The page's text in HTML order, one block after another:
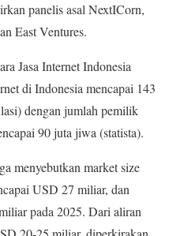
panelis asal NextICorn,
East Ventures.
Jasa Internet Indonesia
di Indonesia mencapai 143
dengan jumlah pemilik
90 juta jiwa (statista).
menyebutkan market size
USD 27 miliar, dan
pada 2025. Dari aliran